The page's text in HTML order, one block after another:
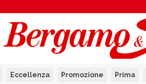
Eccellenza Promozione Prima